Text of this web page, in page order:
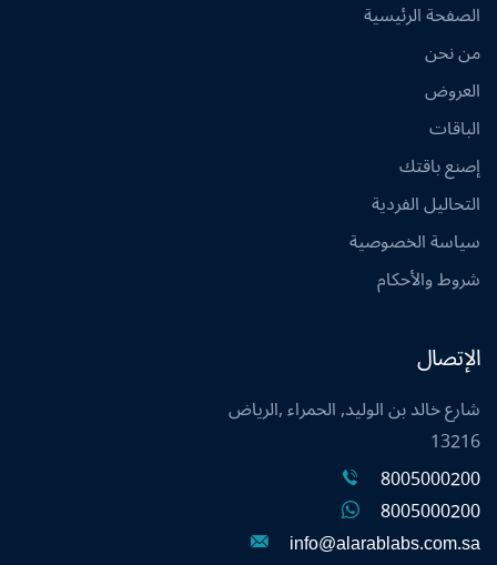
الصفحة الرئيسية
من نحن
العروض
الباقات
إصنع باقتك
التحاليل الفردية
سياسة الخصوصية
شروط والأحكام
الإتصال
شارع خالد بن الوليد, الحمراء ,الرياض
13216
8005000200
8005000200
info@alarablabs.com.sa